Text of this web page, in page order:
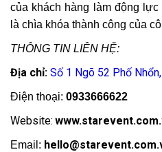
của khách hàng làm động
là chìa khóa thành công của
THÔNG TIN LIÊN HỆ:
Địa chỉ: Số 1 Ngõ 52 Phố
Điện thoại: 0933666622
Website:
Email: